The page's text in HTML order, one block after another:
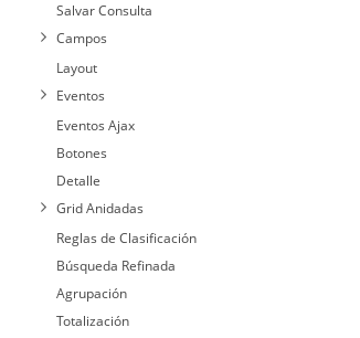
Salvar Consulta
Campos
Layout
Eventos
Eventos Ajax
Botones
Detalle
Grid Anidadas
Reglas de Clasificación
Búsqueda Refinada
Agrupación
Totalización